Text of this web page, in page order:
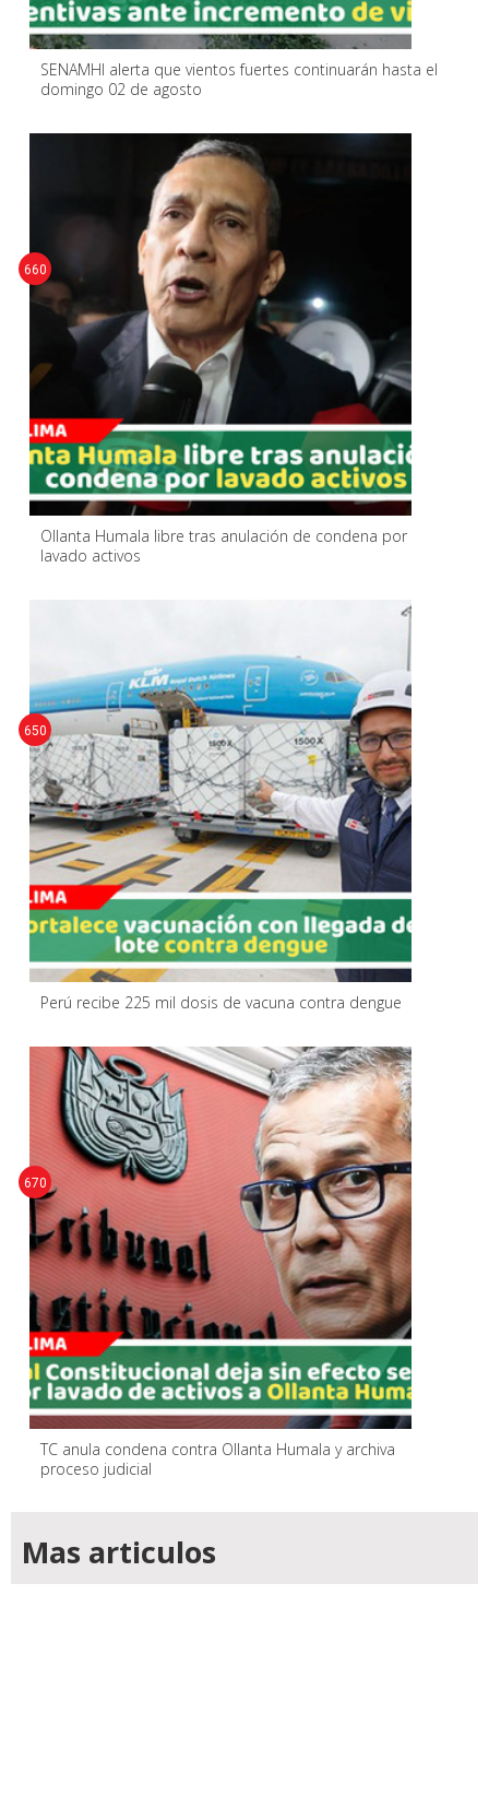
SENAMHI alerta que vientos fuertes continuarán hasta el
domingo 02 de agosto
Ollanta Humala libre tras anulación de condena por
lavado activos
660
Perú recibe 225 mil dosis de vacuna contra dengue
650
TC anula condena contra Ollanta Humala y archiva
proceso judicial
670
Mas articulos